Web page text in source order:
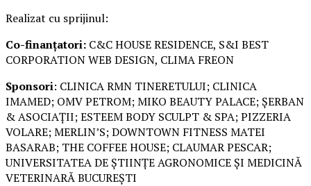
Realizat cu sprijinul:
Co-finanțatori: C&C HOUSE RESIDENCE, S&I BEST
CORPORATION WEB DESIGN, CLIMA FREON
Sponsori: CLINICA RMN TINERETULUI; CLINICA
IMAMED; OMV PETROM; MIKO BEAUTY PALACE; ȘERBAN
& ASOCIAȚII; ESTEEM BODY SCULPT & SPA; PIZZERIA
VOLARE; MERLIN’S; DOWNTOWN FITNESS MATEI
BASARAB; THE COFFEE HOUSE; CLAUMAR PESCAR;
UNIVERSITATEA DE ȘTIINȚE AGRONOMICE ȘI MEDICINĂ
VETERINARĂ BUCUREȘTI